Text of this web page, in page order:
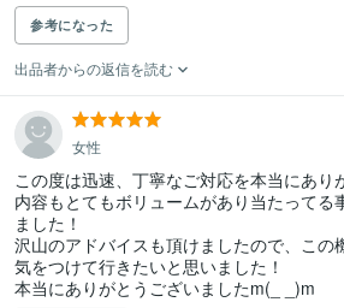
参考になった
出品者からの返信を読む
女性
この度は迅速、丁寧なご対応を本当にあり
内容もとてもボリュームがあり当たってる
ました！
沢山のアドバイスも頂けましたので、この
気をつけて行きたいと思いました！
本当にありがとうございましたm(_ _)m